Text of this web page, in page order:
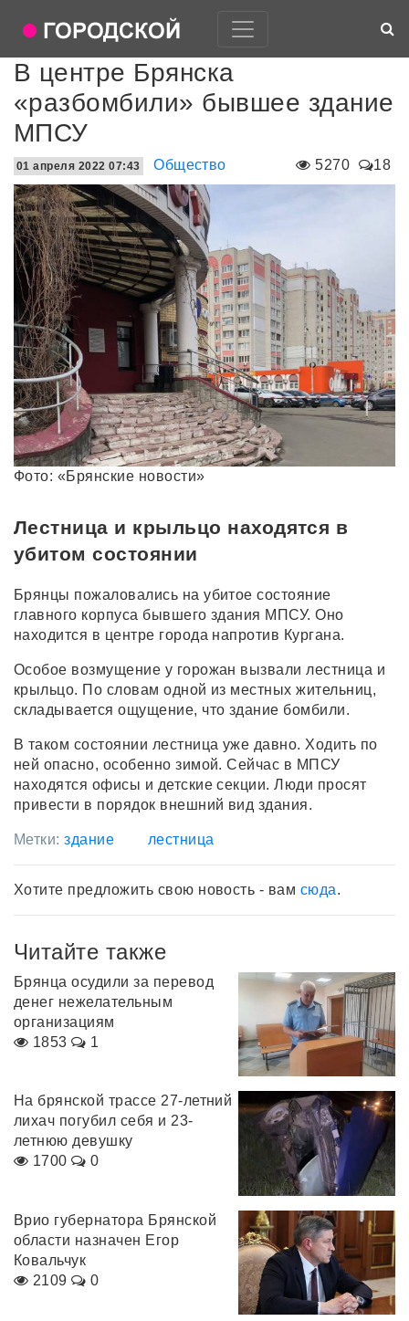
В центре Брянска
«разбомбили» бывшее здание
МПСУ
5270 18
01 апреля 2022 07:43 Общество
Фото: «Брянские новости»
Лестница и крыльцо находятся в
убитом состоянии
Брянцы пожаловались на убитое состояние
главного корпуса бывшего здания МПСУ. Оно
находится в центре города напротив Кургана.
Особое возмущение у горожан вызвали лестница и
крыльцо. По словам одной из местных жительниц,
складывается ощущение, что здание бомбили.
В таком состоянии лестница уже давно. Ходить по
ней опасно, особенно зимой. Сейчас в МПСУ
находятся офисы и детские секции. Люди просят
привести в порядок внешний вид здания.
Метки:здание лестница
Хотите предложить свою новость - вам сюда.
Читайте также
Брянца осудили за перевод
денег нежелательным
организациям
1853
1
На брянской трассе 27-летний
лихач погубил себя и 23-
летнюю девушку
1700
0
Врио губернатора Брянской
области назначен Егор
Ковальчук
2109
0